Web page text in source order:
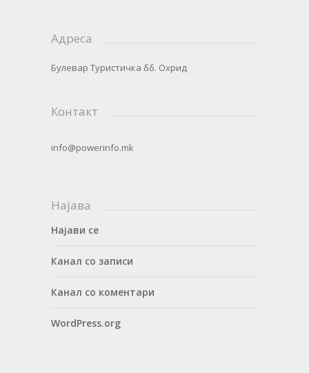
Адреса
Булевар Туристичка бб. Охрид
Контакт
info@powerinfo.mk
Најава
Најави се
Канал со записи
Канал со коментари
WordPress.org